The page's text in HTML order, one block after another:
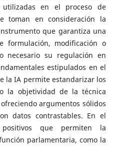
utilizadas en el proceso de
toman en consideración la
que garantiza una
formulación, modificación o
necesario su regulación en
estipulados en el
la IA permite estandarizar los
la objetividad de la técnica
argumentos sólidos
datos contrastables. En el
que permiten la
parlamentaria, como la